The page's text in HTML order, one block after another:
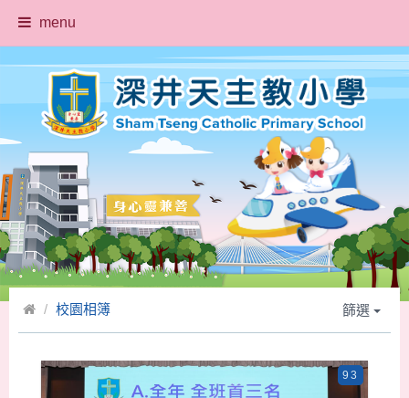
menu
校園相簿 篩選
93